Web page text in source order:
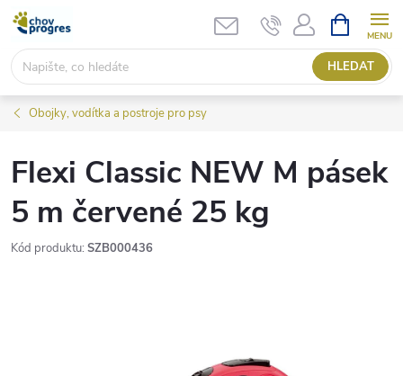
Přejít
obsah
HLEDAT
NÁKUPNÍ
KOŠÍK
Obojky, vodítka a postroje pro psy
Flexi Classic NEW M pásek
5 m červené 25 kg
Kód produktu: SZB000436